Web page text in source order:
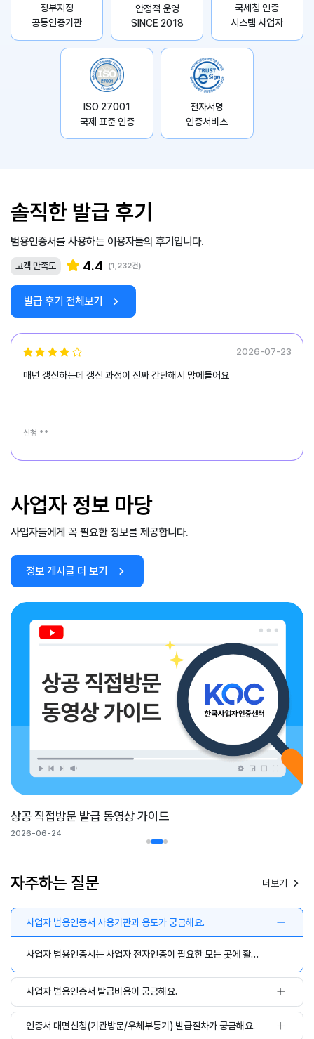
정부지정
공동인증기관
ISO 27001
국제 표준 인증
안정적 운영
SINCE 2018
국세청 인증
시스템 사업자
전자서명
인증서비스
솔직한 발급 후기
범용인증서를 사용하는 이용자들의 후기입니다.
고객 만족도 4.4 (1,232건)
발급 후기 전체보기
2026-07-23
매년 갱신하는데 갱신 과정이 진짜 간단해서 맘에들어요
신청 **
사업자 정보 마당
사업자들에게 꼭 필요한 정보를 제공합니다.
정보 게시글 더 보기
상공 직접방문 발급 동영상 가이드
2026-06-24
자주하는 질문 더보기
사업자 범용인증서 사용기관과 용도가 궁금해요.
사업자 범용인증서는 사업자 전자인증이 필요한 모든 곳에 활용할 수 있습니다 전자인증 회원가입 로그인 내역조회 매매지출 서비스 신청 전자문서 등 전자상거래 홈택스 전자세금계산서 조달청 나라장터 전자입찰 전자계약 등 금융거래 인터넷뱅킹 온라인증권 카드보험 등 국가과제 RD 연구개발과제 RCMS 연구비관리 등 공공분야 전자민원 4대보험 건설 인허가 국세청 홈택스 전자무역 등 기타분야 기타 사업자 전자서명이 필요한 모든 사용처 사용기관 자세히 알아보기httpswwwkosignbizcomcertificateusage 고객지원 T 16444074 E csknetbizcom 온라인문의httpswwwkosignbizcomcsqnaswrite
사업자 범용인증서 발급비용이 궁금해요.
인증서 대면신청(기관방문/우체부등기) 발급절차가 궁금해요.